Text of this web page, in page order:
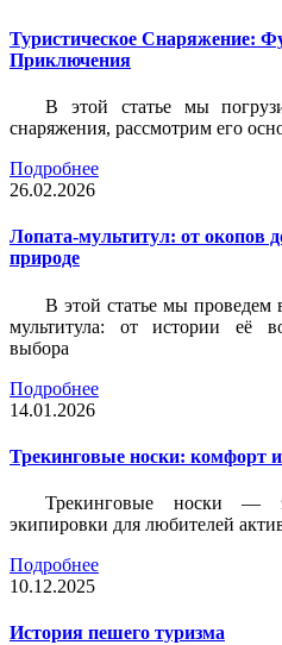
Туристическое Снаряжение:
Приключения
В этой статье мы
снаряжения, рассмотрим его
Подробнее
26.02.2026
Лопата-мультитул: от окопов
природе
В этой статье мы проведем
мультитула: от истории её
выбора
Подробнее
14.01.2026
Трекинговые носки: комфорт
Трекинговые носки —
экипировки для любителей
Подробнее
10.12.2025
История пешего туризма